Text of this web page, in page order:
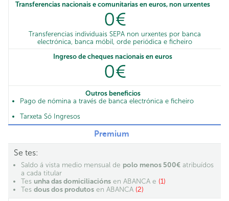
Transferencias nacionais e comunitarias en euros, non urxentes
0€
Transferencias individuais SEPA non urxentes por banca
electrónica, banca móbil, orde periódica e ficheiro
Ingreso de cheques nacionais en euros
0€
Outros beneficios
Pago de nómina a través de banca electrónica e ficheiro
Tarxeta Só Ingresos
Premium
Se tes:
Saldo á vista medio mensual de polo menos 500€atribuídos
a cada titular
Tes unha das domiciliaciónsen ABANCA e (1)
Tes dous dos produtosen ABANCA (2)